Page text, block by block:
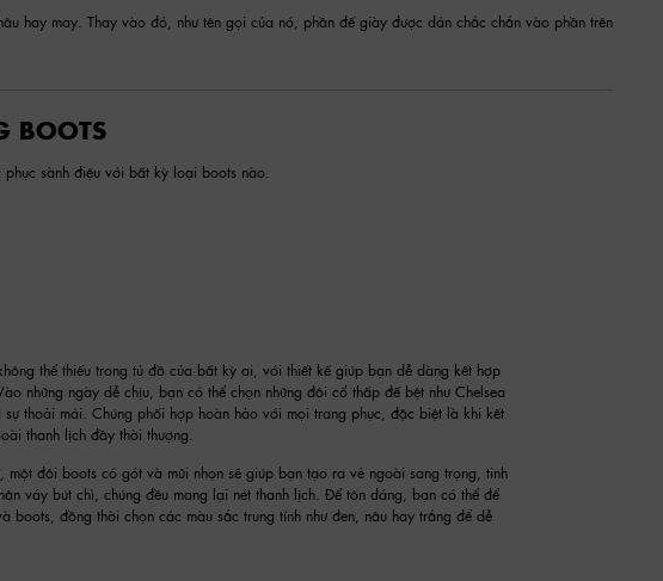
hay may. Thay vào đó, như tên gọi của nó, phần đế giày được dán chắc chắn vào phần trên
BOOTS
sành điệu với bất kỳ loại boots nào.
thể thiếu trong tủ đồ của bất kỳ ai, với thiết kế giúp bạn dễ dàng kết hợp
những ngày dễ chịu, bạn có thể chọn những đôi cổ thấp đế bệt như Chelsea
thoải mái. Chúng phối hợp hoàn hảo với mọi trang phục, đặc biệt là khi kết
thanh lịch đầy thời thượng.
một đôi boots có gót và mũi nhọn sẽ giúp bạn tạo ra vẻ ngoài sang trọng, tinh
váy bút chì, chúng đều mang lại nét thanh lịch. Để tôn dáng, bạn có thể để
boots, đồng thời chọn các màu sắc trung tính như đen, nâu hay trắng để dễ